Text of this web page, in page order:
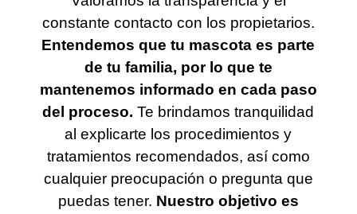
constante contacto con los propietarios.
Entendemos que tu mascota es parte
de tu familia, por lo que te
mantenemos informado en cada paso
del proceso. Te brindamos tranquilidad
al explicarte los procedimientos y
tratamientos recomendados, así como
cualquier preocupación o pregunta que
puedas tener. Nuestro objetivo es